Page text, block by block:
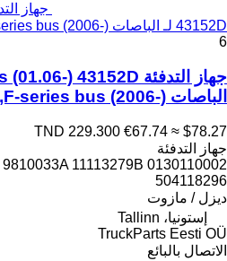
43152D لـ الباصات Scania K,N,F-series bus (2006-)
6
الباصات Scania K,N,F-series bus (2006-)
TND 229.300 €67.74 ≈ $78.27
جهاز التدفئة
11113279B 0130110002
504118296
ديزل / مازوت
إستونيا، Tallinn
TruckParts Eesti OÜ
الاتصال بالبائع